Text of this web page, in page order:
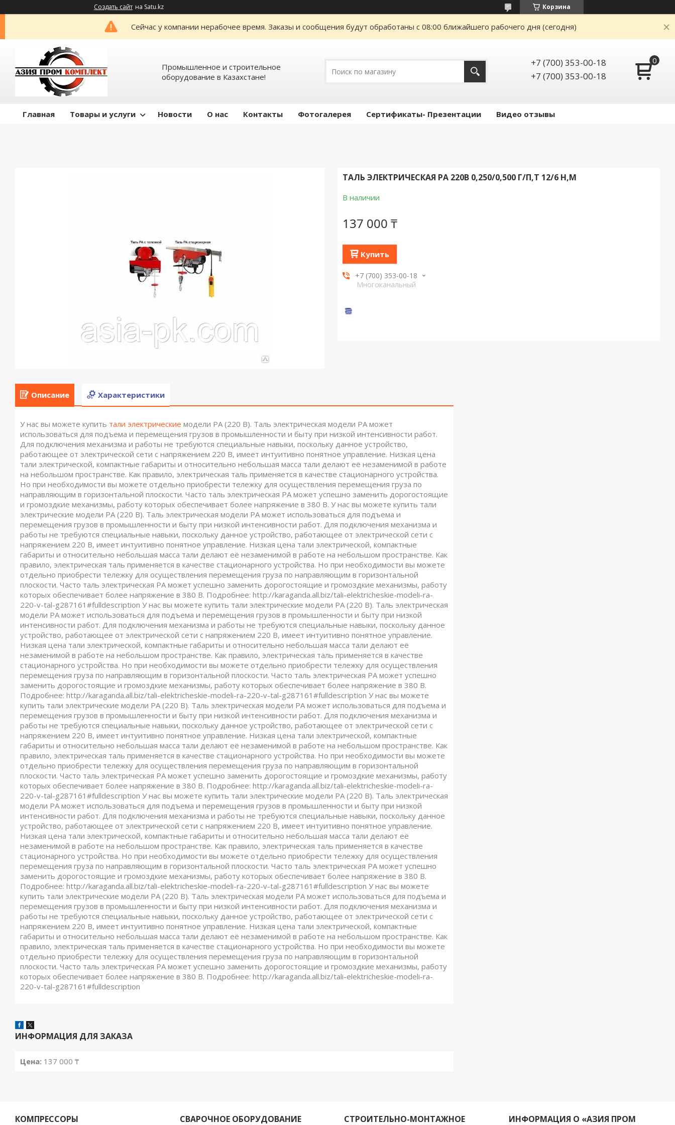
Создать сайт на Satu.kz Корзина
Сейчас у компании нерабочее время. Заказы и сообщения будут обработаны с 08:00 ближайшего рабочего дня (сегодня)
Промышленное и строительное
оборудование в Казахстане!
+7 (700) 353-00-18
+7 (700) 353-00-18
Главная Товары и услуги Новости О нас Контакты Фотогалерея Сертификаты- Презентации Видео отзывы
ТАЛЬ ЭЛЕКТРИЧЕСКАЯ РА 220В 0,250/0,500 Г/П,Т 12/6 Н,М
В наличии
137 000 ₸
Купить
+7 (700) 353-00-18
Многоканальный
Описание Характеристики
У нас вы можете купить тали электрические модели РА (220 В). Таль электрическая модели РА может
использоваться для подъема и перемещения грузов в промышленности и быту при низкой интенсивности работ.
Для подключения механизма и работы не требуются специальные навыки, поскольку данное устройство,
работающее от электрической сети с напряжением 220 В, имеет интуитивно понятное управление. Низкая цена
тали электрической, компактные габариты и относительно небольшая масса тали делают её незаменимой в работе
на небольшом пространстве. Как правило, электрическая таль применяется в качестве стационарного устройства.
Но при необходимости вы можете отдельно приобрести тележку для осуществления перемещения груза по
направляющим в горизонтальной плоскости. Часто таль электрическая РА может успешно заменить дорогостоящие
и громоздкие механизмы, работу которых обеспечивает более напряжение в 380 В. У нас вы можете купить тали
электрические модели РА (220 В). Таль электрическая модели РА может использоваться для подъема и
перемещения грузов в промышленности и быту при низкой интенсивности работ. Для подключения механизма и
работы не требуются специальные навыки, поскольку данное устройство, работающее от электрической сети с
напряжением 220 В, имеет интуитивно понятное управление. Низкая цена тали электрической, компактные
габариты и относительно небольшая масса тали делают её незаменимой в работе на небольшом пространстве. Как
правило, электрическая таль применяется в качестве стационарного устройства. Но при необходимости вы можете
отдельно приобрести тележку для осуществления перемещения груза по направляющим в горизонтальной
плоскости. Часто таль электрическая РА может успешно заменить дорогостоящие и громоздкие механизмы, работу
которых обеспечивает более напряжение в 380 В. Подробнее: http://karaganda.all.biz/tali-elektricheskie-modeli-ra-
220-v-tal-g287161#fulldescription У нас вы можете купить тали электрические модели РА (220 В). Таль электрическая
модели РА может использоваться для подъема и перемещения грузов в промышленности и быту при низкой
интенсивности работ. Для подключения механизма и работы не требуются специальные навыки, поскольку данное
устройство, работающее от электрической сети с напряжением 220 В, имеет интуитивно понятное управление.
Низкая цена тали электрической, компактные габариты и относительно небольшая масса тали делают её
незаменимой в работе на небольшом пространстве. Как правило, электрическая таль применяется в качестве
стационарного устройства. Но при необходимости вы можете отдельно приобрести тележку для осуществления
перемещения груза по направляющим в горизонтальной плоскости. Часто таль электрическая РА может успешно
заменить дорогостоящие и громоздкие механизмы, работу которых обеспечивает более напряжение в 380 В.
Подробнее: http://karaganda.all.biz/tali-elektricheskie-modeli-ra-220-v-tal-g287161#fulldescription У нас вы можете
купить тали электрические модели РА (220 В). Таль электрическая модели РА может использоваться для подъема и
перемещения грузов в промышленности и быту при низкой интенсивности работ. Для подключения механизма и
работы не требуются специальные навыки, поскольку данное устройство, работающее от электрической сети с
напряжением 220 В, имеет интуитивно понятное управление. Низкая цена тали электрической, компактные
габариты и относительно небольшая масса тали делают её незаменимой в работе на небольшом пространстве. Как
правило, электрическая таль применяется в качестве стационарного устройства. Но при необходимости вы можете
отдельно приобрести тележку для осуществления перемещения груза по направляющим в горизонтальной
плоскости. Часто таль электрическая РА может успешно заменить дорогостоящие и громоздкие механизмы, работу
которых обеспечивает более напряжение в 380 В. Подробнее: http://karaganda.all.biz/tali-elektricheskie-modeli-ra-
220-v-tal-g287161#fulldescription У нас вы можете купить тали электрические модели РА (220 В). Таль электрическая
модели РА может использоваться для подъема и перемещения грузов в промышленности и быту при низкой
интенсивности работ. Для подключения механизма и работы не требуются специальные навыки, поскольку данное
устройство, работающее от электрической сети с напряжением 220 В, имеет интуитивно понятное управление.
Низкая цена тали электрической, компактные габариты и относительно небольшая масса тали делают её
незаменимой в работе на небольшом пространстве. Как правило, электрическая таль применяется в качестве
стационарного устройства. Но при необходимости вы можете отдельно приобрести тележку для осуществления
перемещения груза по направляющим в горизонтальной плоскости. Часто таль электрическая РА может успешно
заменить дорогостоящие и громоздкие механизмы, работу которых обеспечивает более напряжение в 380 В.
Подробнее: http://karaganda.all.biz/tali-elektricheskie-modeli-ra-220-v-tal-g287161#fulldescription У нас вы можете
купить тали электрические модели РА (220 В). Таль электрическая модели РА может использоваться для подъема и
перемещения грузов в промышленности и быту при низкой интенсивности работ. Для подключения механизма и
работы не требуются специальные навыки, поскольку данное устройство, работающее от электрической сети с
напряжением 220 В, имеет интуитивно понятное управление. Низкая цена тали электрической, компактные
габариты и относительно небольшая масса тали делают её незаменимой в работе на небольшом пространстве. Как
правило, электрическая таль применяется в качестве стационарного устройства. Но при необходимости вы можете
отдельно приобрести тележку для осуществления перемещения груза по направляющим в горизонтальной
плоскости. Часто таль электрическая РА может успешно заменить дорогостоящие и громоздкие механизмы, работу
которых обеспечивает более напряжение в 380 В. Подробнее: http://karaganda.all.biz/tali-elektricheskie-modeli-ra-
220-v-tal-g287161#fulldescription
ИНФОРМАЦИЯ ДЛЯ ЗАКАЗА
Цена: 137 000 ₸
КОМПРЕССОРЫ СВАРОЧНОЕ ОБОРУДОВАНИЕ
СТРОИТЕЛЬНО-МОНТАЖНОЕ
ИНФОРМАЦИЯ О «АЗИЯ ПРОМ